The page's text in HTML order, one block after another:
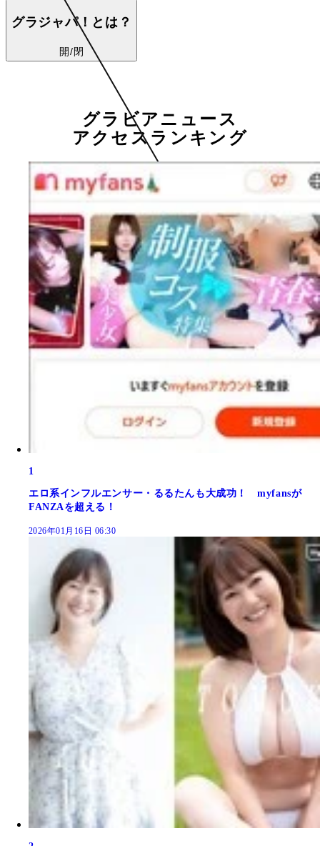
グラジャパ！とは？
開/閉
グラビアニュース
アクセスランキング
1
エロ系インフルエンサー・るるたんも大成功！ myfansが
FANZAを超える！
2026年01月16日 06:30